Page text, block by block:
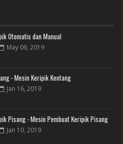
Otomatis dan Manual
May 06, 2019
- Mesin Keripik Kentang
Jan 16, 2019
Pisang - Mesin Pembuat Keripik Pisang
Jan 10, 2019